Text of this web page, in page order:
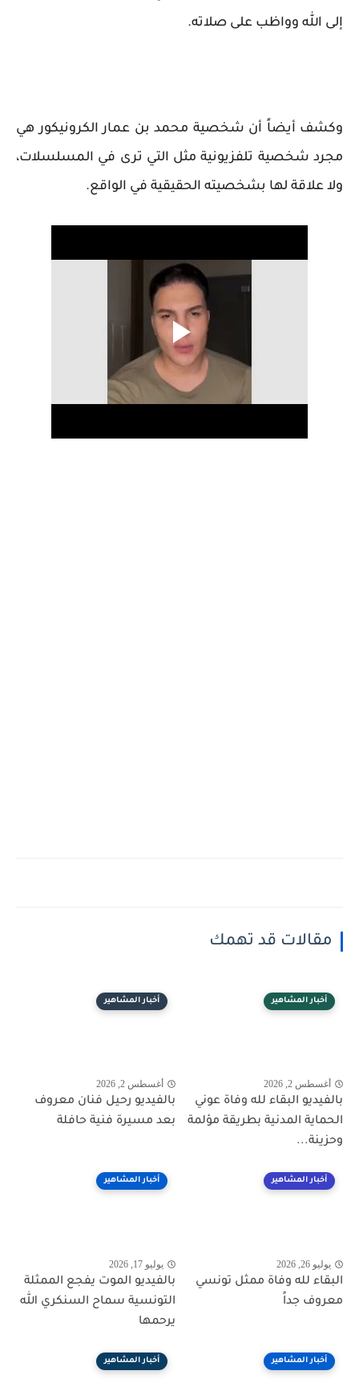
إلى الله وواظب على صلاته.
وكشف أيضاً أن شخصية محمد بن عمار الكرونيكور هي
مجرد شخصية تلفزيونية مثل التي ترى في المسلسلات،
ولا علاقة لها بشخصيته الحقيقية في الواقع.
مقالات قد تهمك
أخبار المشاهير
أغسطس 2, 2026
بالفيديو البقاء لله وفاة عوني
الحماية المدنية بطريقة مؤلمة
وحزينة...
أخبار المشاهير
أغسطس 2, 2026
بالفيديو رحيل فنان معروف
بعد مسيرة فنية حافلة
أخبار المشاهير
يوليو 26, 2026
البقاء لله وفاة ممثل تونسي
معروف جداً
أخبار المشاهير
يوليو 17, 2026
بالفيديو الموت يفجع الممثلة
التونسية سماح السنكري الله
يرحمها
أخبار المشاهير أخبار المشاهير